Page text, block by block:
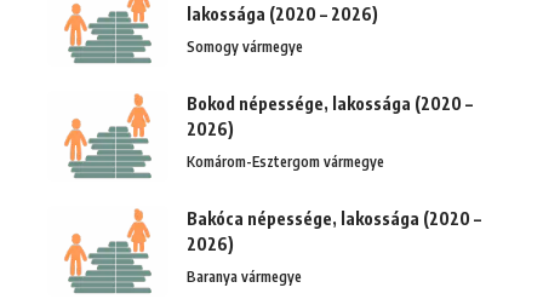
lakossága (2020 – 2026)
Somogy vármegye
Bokod népessége, lakossága (2020 –
2026)
Komárom-Esztergom vármegye
Bakóca népessége, lakossága (2020 –
2026)
Baranya vármegye